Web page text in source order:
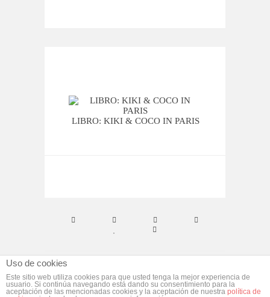
LIBRO: KIKI & COCO IN PARIS
© ebym. Todos los derechos reservados.Aviso
Legal
Uso de cookies
Este sitio web utiliza cookies para que usted tenga la mejor experiencia de
usuario. Si continúa navegando está dando su consentimiento para la
aceptación de las mencionadas cookies y la aceptación de nuestra política de